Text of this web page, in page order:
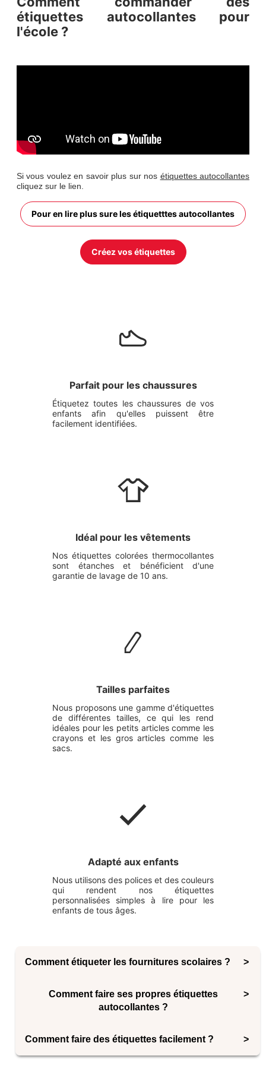
étiquettes autocollantes pour
l'école ?
Si vous voulez en savoir plus sur nos étiquettes autocollantes
cliquez sur le lien.
Pour en lire plus sure les étiquetttes autocollantes
Créez vos étiquettes
Parfait pour les chaussures
Étiquetez toutes les chaussures de vos
enfants afin qu'elles puissent être
facilement identifiées.
Idéal pour les vêtements
Nos étiquettes colorées thermocollantes
sont étanches et bénéficient d'une
garantie de lavage de 10 ans.
Tailles parfaites
Nous proposons une gamme d'étiquettes
de différentes tailles, ce qui les rend
idéales pour les petits articles comme les
crayons et les gros articles comme les
sacs.
Adapté aux enfants
Nous utilisons des polices et des couleurs
qui rendent nos étiquettes
personnalisées simples à lire pour les
enfants de tous âges.
Comment étiqueter les fournitures scolaires ?
1. Collez fermement l'étiquette autocollante sur
Comment faire ses propres étiquettes
autocollantes ?
autocollants, nous ne le recommandons pas. L'un des
problèmes dont nous entendons souvent parler est la
Comment faire des étiquettes facilement ?